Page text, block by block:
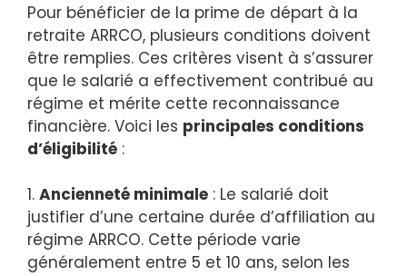
Pour bénéficier de la prime de départ à la
retraite ARRCO, plusieurs conditions doivent
être remplies. Ces critères visent à s’assurer
que le salarié a effectivement contribué au
régime et mérite cette reconnaissance
financière. Voici les principales conditions
d’éligibilité :
1. Ancienneté minimale : Le salarié doit
justifier d’une certaine durée d’affiliation au
régime ARRCO. Cette période varie
généralement entre 5 et 10 ans, selon les